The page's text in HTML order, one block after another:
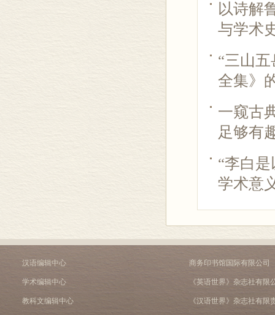
以诗解
与学术
“三山
全集》
一窥古
足够有
“李白
学术意
汉语编辑中心
学术编辑中心
教科文编辑中心
商务印书馆国际有限公司
《英语世界》杂志社有限
《汉语世界》杂志社有限